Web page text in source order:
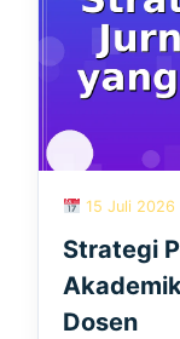
15 Juli 2026
Strategi
Dosen